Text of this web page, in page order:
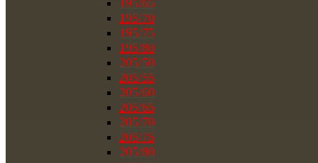
195/65
195/70
195/75
195/80
205/50
205/55
205/60
205/65
205/70
205/75
205/80